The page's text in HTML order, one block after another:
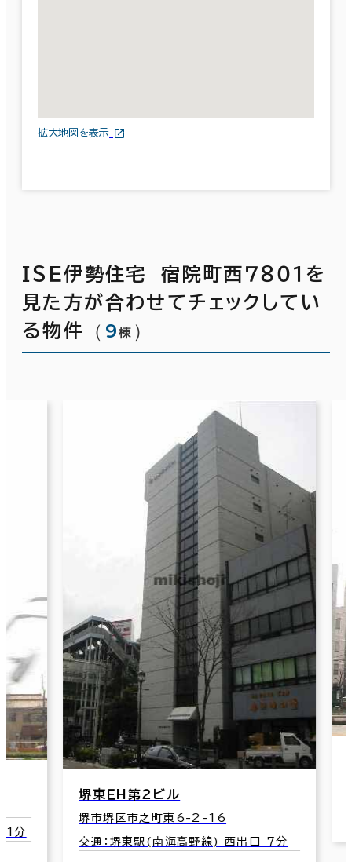
拡大地図を表示
ＩＳＥ伊勢住宅 宿院町西７８０１を
見た方が合わせてチェックしてい
る物件
（ 9棟 ）
堺東ＥＨ第２ビル
堺市堺区市之町東6-2-16
交通：堺東駅(南海高野線) 西出口 7分